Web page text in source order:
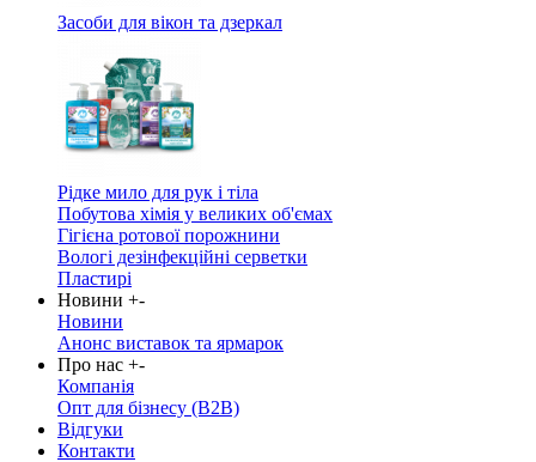
Засоби для вікон та дзеркал
Рідке мило для рук і тіла
Побутова хімія у великих об'ємах
Гігієна ротової порожнини
Вологі дезінфекційні серветки
Пластирі
Новини +-
Новини
Анонс виставок та ярмарок
Про нас +-
Компанія
Опт для бізнесу (B2B)
Відгуки
Контакти